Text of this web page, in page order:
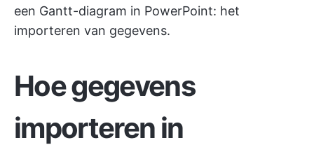
een Gantt-diagram in PowerPoint: het
importeren van gegevens.
Hoe gegevens
importeren in